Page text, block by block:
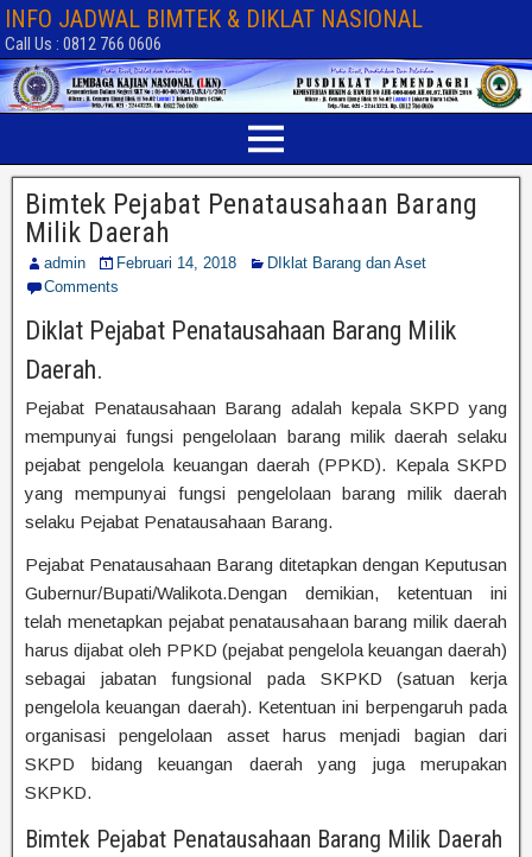
INFO JADWAL BIMTEK & DIKLAT NASIONAL
Call Us : 0812 766 0606
Bimtek Pejabat Penatausahaan Barang
Milik Daerah
admin Februari 14, 2018
DIklat Barang dan Aset
Comments
Diklat Pejabat Penatausahaan Barang Milik
Daerah.
Pejabat Penatausahaan Barang adalah kepala SKPD yang
mempunyai fungsi pengelolaan barang milik daerah selaku
pejabat pengelola keuangan daerah (PPKD). Kepala SKPD
yang mempunyai fungsi pengelolaan barang milik daerah
selaku Pejabat Penatausahaan Barang.
Pejabat Penatausahaan Barang ditetapkan dengan Keputusan
Gubernur/Bupati/Walikota.Dengan demikian, ketentuan ini
telah menetapkan pejabat penatausahaan barang milik daerah
harus dijabat oleh PPKD (pejabat pengelola keuangan daerah)
sebagai jabatan fungsional pada SKPKD (satuan kerja
pengelola keuangan daerah). Ketentuan ini berpengaruh pada
organisasi pengelolaan asset harus menjadi bagian dari
SKPD bidang keuangan daerah yang juga merupakan
SKPKD.
Bimtek Pejabat Penatausahaan Barang Milik Daerah